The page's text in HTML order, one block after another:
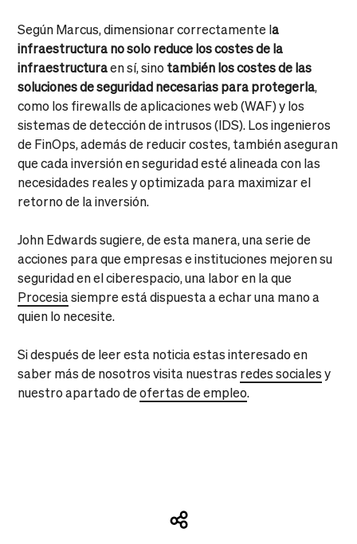
Según Marcus, dimensionar correctamente la
infraestructura no solo reduce los costes de la
infraestructuraen sí, sinotambién los costes de las
soluciones de seguridad necesarias para protegerla,
como los firewalls de aplicaciones web (WAF) y los
sistemas de detección de intrusos (IDS). Los ingenieros
de FinOps, además de reducir costes, también aseguran
que cada inversión en seguridad esté alineada con las
necesidades reales y optimizada para maximizar el
retorno de la inversión.
John Edwards sugiere, de esta manera, una serie de
acciones para que empresas e instituciones mejoren su
seguridad en el ciberespacio, una labor en la que
Procesiasiempre está dispuesta a echar una mano a
quien lo necesite.
Si después de leer esta noticia estas interesado en
saber más de nosotros visita nuestras redes socialesy
nuestro apartado deofertas de empleo.